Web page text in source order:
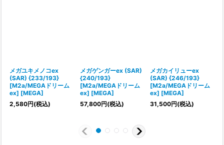
メガユキメノコex
(SAR) {233/193}
[M2a/MEGAドリーム
ex] [MEGA]
2,580円(税込)
メガゲンガーex (SAR)
{240/193}
[M2a/MEGAドリーム
ex] [MEGA]
57,800円(税込)
メガカイリューex
(SAR) {246/193}
[M2a/MEGAドリーム
ex] [MEGA]
31,500円(税込)